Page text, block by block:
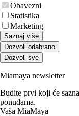
Obavezni
Statistika
Marketing
Saznaj više
Dozvoli odabrano
Dozvoli sve
Miamaya newsletter
Budite prvi koji će
ponudama.
Vaša MiaMaya